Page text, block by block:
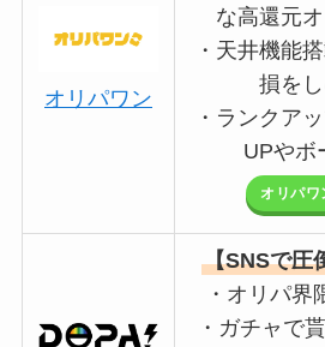
オリパワン
な高還元
・天井機能
損を
・ランクア
UPやボ
オリパワ
【SNSで圧
・オリパ界
・ガチャで